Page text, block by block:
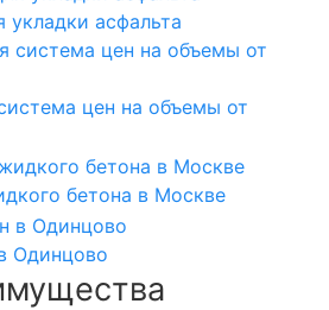
асфальта
цен на объемы от
бетона в Москве
Одинцово